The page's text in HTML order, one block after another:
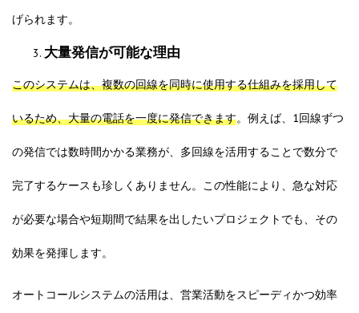
げられます。
大量発信が可能な理由
このシステムは、複数の回線を同時に使用する仕組みを採用して
いるため、大量の電話を一度に発信できます。例えば、1回線ずつ
の発信では数時間かかる業務が、多回線を活用することで数分で
完了するケースも珍しくありません。この性能により、急な対応
が必要な場合や短期間で結果を出したいプロジェクトでも、その
効果を発揮します。
オートコールシステムの活用は、営業活動をスピーディかつ効率